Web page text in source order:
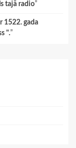
tajā radio”
1522. gada
".”